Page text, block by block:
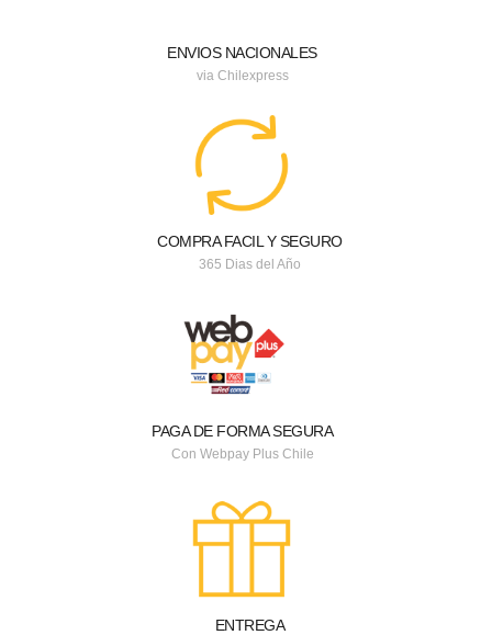
ENVIOS NACIONALES
via Chilexpress
COMPRA FACIL Y SEGURO
365 Dias del Año
PAGA DE FORMA SEGURA
Con Webpay Plus Chile
ENTREGA